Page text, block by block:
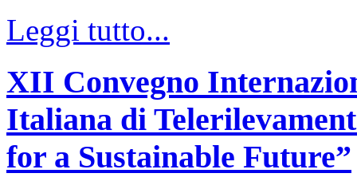
Leggi tutto...
XII Convegno
Italiana di
for a Sustainable Future”